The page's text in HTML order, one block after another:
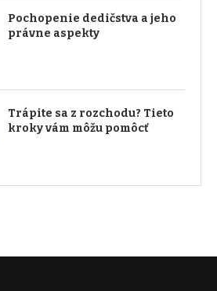
Pochopenie dedičstva a jeho
právne aspekty
Trápite sa z rozchodu? Tieto
kroky vám môžu pomôcť